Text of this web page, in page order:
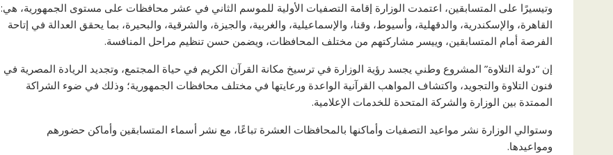
وتيسيرًا على المتسابقين، اعتمدت الوزارة إقامة التصفيات الأولية للموسم الثاني في عشر محافظات على مستوى الجمهورية، هي:
القاهرة، والإسكندرية، والدقهلية، وأسيوط، وقنا، والإسماعيلية، والغربية، والجيزة، والشرقية، والبحيرة، بما يحقق العدالة في إتاحة
الفرصة أمام المتسابقين، وييسر مشاركتهم من مختلف المحافظات، ويضمن حسن تنظيم مراحل المنافسة.
إن “دولة التلاوة” المشروع وطني يجسد رؤية الوزارة في ترسيخ مكانة القرآن الكريم في حياة المجتمع، وتجديد الريادة المصرية في
فنون التلاوة والتجويد، واكتشاف المواهب القرآنية الواعدة ورعايتها في مختلف محافظات الجمهورية؛ وذلك في ضوء الشراكة
الممتدة بين الوزارة والشركة المتحدة للخدمات الإعلامية.
وستوالي الوزارة نشر مواعيد التصفيات وأماكنها بالمحافظات العشرة تباعًا، مع نشر أسماء المتسابقين وأماكن حضورهم
ومواعيدها.